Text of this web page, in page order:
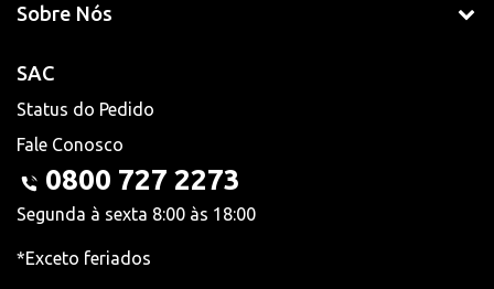
Sobre Nós
SAC
Status do Pedido
Fale Conosco
0800 727 2273
Segunda à sexta 8:00 às 18:00
*Exceto feriados